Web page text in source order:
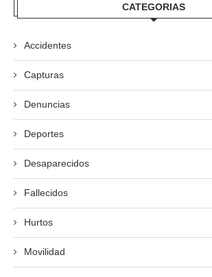
CATEGORIAS
Accidentes
Capturas
Denuncias
Deportes
Desaparecidos
Fallecidos
Hurtos
Movilidad